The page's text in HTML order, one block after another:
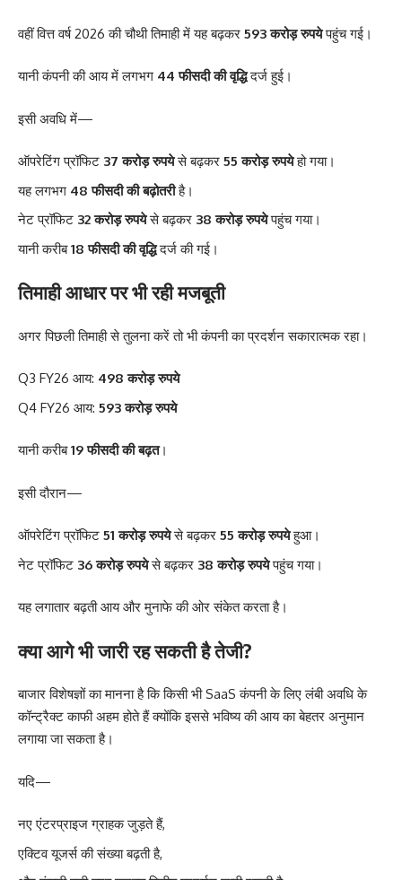
वहीं वित्त वर्ष 2026 की चौथी तिमाही में यह बढ़कर 593 करोड़ रुपयेपहुंच गई।
यानी कंपनी की आय में लगभग 44 फीसदी की वृद्धिदर्ज हुई।
इसी अवधि में—
ऑपरेटिंग प्रॉफिट 37 करोड़ रुपयेसे बढ़कर 55 करोड़ रुपयेहो गया।
यह लगभग 48 फीसदी की बढ़ोतरीहै।
नेट प्रॉफिट 32 करोड़ रुपयेसे बढ़कर 38 करोड़ रुपयेपहुंच गया।
यानी करीब18 फीसदी की वृद्धिदर्ज की गई।
तिमाही आधार पर भी रही मजबूती
अगर पिछली तिमाही से तुलना करें तो भी कंपनी का प्रदर्शन सकारात्मक रहा।
Q3 FY26 आय: 498 करोड़ रुपये
Q4 FY26 आय: 593 करोड़ रुपये
यानी करीब19 फीसदी की बढ़त।
इसी दौरान—
ऑपरेटिंग प्रॉफिट 51 करोड़ रुपयेसे बढ़कर 55 करोड़ रुपयेहुआ।
नेट प्रॉफिट 36 करोड़ रुपयेसे बढ़कर 38 करोड़ रुपयेपहुंच गया।
यह लगातार बढ़ती आय और मुनाफे की ओर संकेत करता है।
क्या आगे भी जारी रह सकती है तेजी?
बाजार विशेषज्ञों का मानना है कि किसी भी SaaS कंपनी के लिए लंबी अवधि के
कॉन्ट्रैक्ट काफी अहम होते हैं क्योंकि इससे भविष्य की आय का बेहतर अनुमान
लगाया जा सकता है।
यदि—
नए एंटरप्राइज ग्राहक जुड़ते हैं,
एक्टिव यूजर्स की संख्या बढ़ती है,